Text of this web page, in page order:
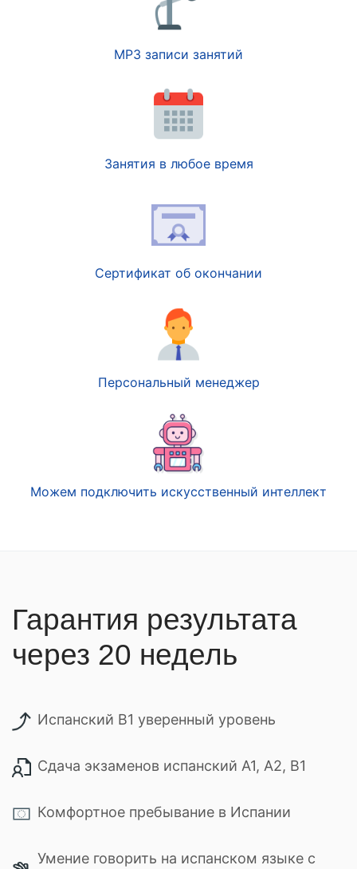
MP3 записи занятий
Занятия в любое время
Сертификат об окончании
Персональный менеджер
Можем подключить искусственный интеллект
Гарантия результата
через 20 недель
Испанский B1 уверенный уровень
Сдача экзаменов испанский А1, А2, В1
Комфортное пребывание в Испании
Умение говорить на испанском языке с